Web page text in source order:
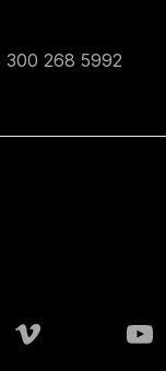
300 268 5992